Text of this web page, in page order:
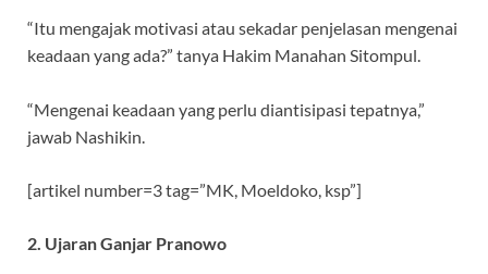
“Itu mengajak motivasi atau sekadar penjelasan mengenai
keadaan yang ada?” tanya Hakim Manahan Sitompul.
“Mengenai keadaan yang perlu diantisipasi tepatnya,”
jawab Nashikin.
[artikel number=3 tag=”MK, Moeldoko, ksp”]
2. Ujaran Ganjar Pranowo